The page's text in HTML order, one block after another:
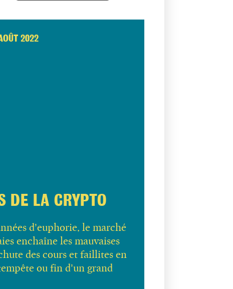
2022
DE LA CRYPTO
d’euphorie, le marché
enchaîne les mauvaises
des cours et faillites en
ou fin d’un grand